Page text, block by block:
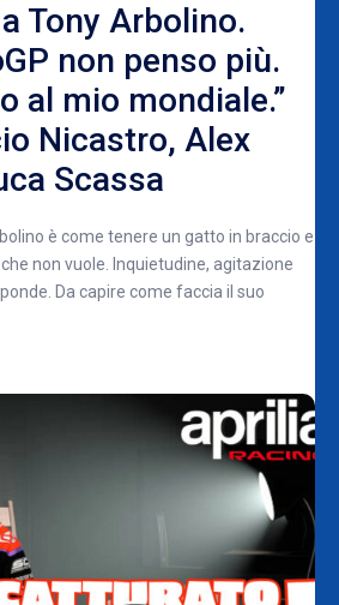
Tony Arbolino.
non penso più.
al mio mondiale.”
Nicastro, Alex
Scassa
è come tenere un gatto in braccio e
non vuole. Inquietudine, agitazione
Da capire come faccia il suo